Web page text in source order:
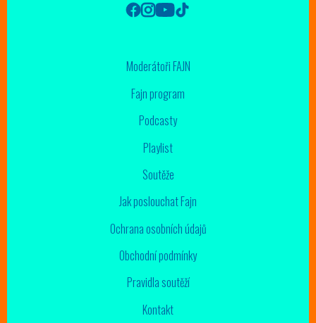
Moderátoři FAJN
Fajn program
Podcasty
Playlist
Soutěže
Jak poslouchat Fajn
Ochrana osobních údajů
Obchodní podmínky
Pravidla soutěží
Kontakt